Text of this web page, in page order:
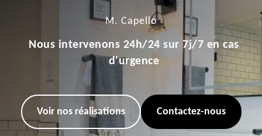
M. Capello
Nous intervenons 24h/24 sur 7j/7 en cas
d'urgence
Voir nos réalisations Contactez-nous